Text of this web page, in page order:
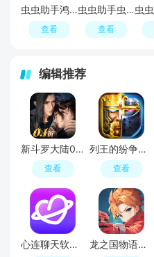
虫虫助手鸿蒙版
查看
虫虫助手虫友分享版本2026更新版
查看
编辑推荐
新斗罗大陆0.1折免费版
查看
列王的纷争手游官方最新版
查看
心连聊天软件最新版 龙之国物语官方正版